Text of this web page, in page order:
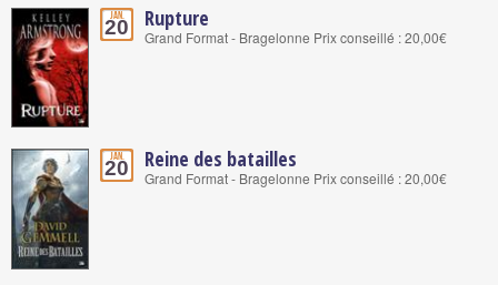
Jan.
20 Rupture
Grand Format - Bragelonne Prix conseillé : 20,00€
Jan.
20 Reine des batailles
Grand Format - Bragelonne Prix conseillé : 20,00€